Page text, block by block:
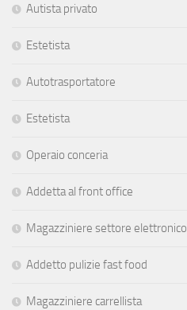
Autista privato
Estetista
Autotrasportatore
Estetista
Operaio conceria
Addetta al front office
Magazziniere settore elettronico
Addetto pulizie fast food
Magazziniere carrellista